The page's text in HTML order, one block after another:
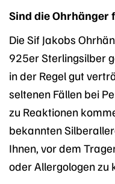
Sind die Ohrhänger
Die Sif Jakobs
925er Sterlingsilber
in der Regel gut
seltenen Fällen bei
zu Reaktionen
bekannten
Ihnen, vor dem
oder Allergologen zu